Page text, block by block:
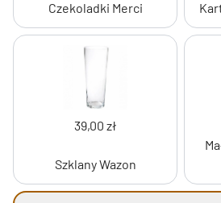
Czekoladki Merci
39,00 zł
Szklany Wazon